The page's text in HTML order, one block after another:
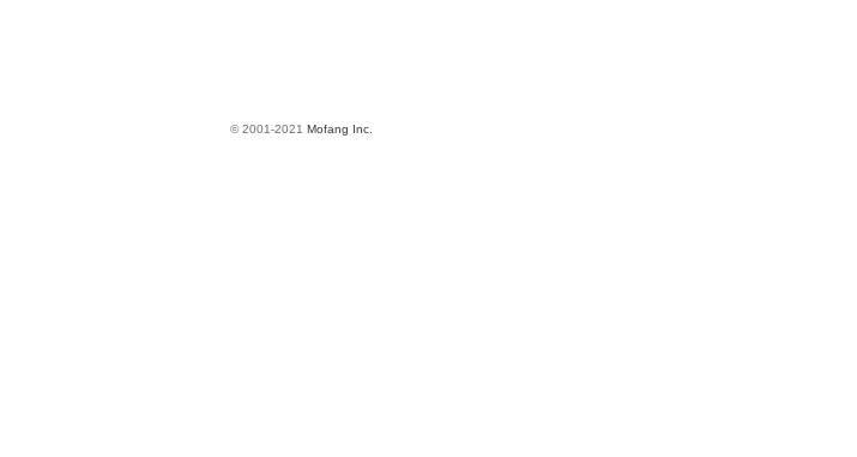
© 2001-2021 Mofang Inc.